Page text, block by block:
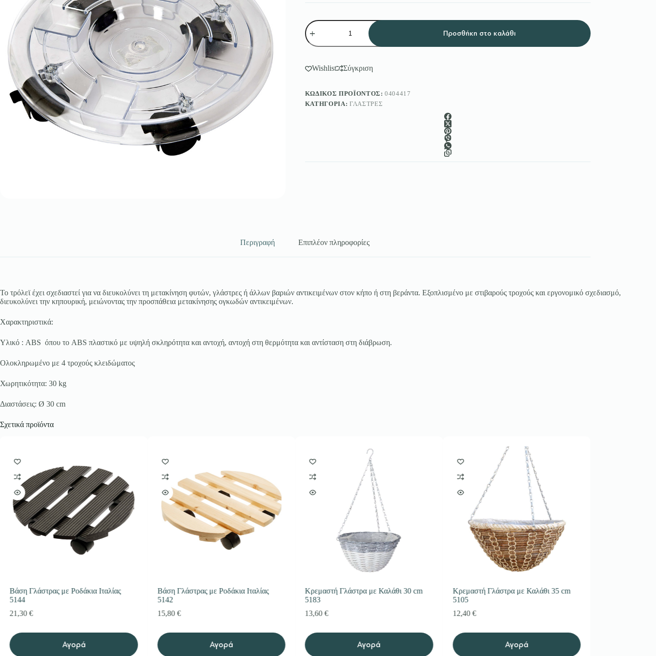
Βάση
Γλάστρας
με
Ροδάκια
5153
ποσότητα
Προσθήκη στο καλάθι
Wishlist Σύγκριση
ΚΩΔΙΚΌΣ ΠΡΟΪΌΝΤΟΣ:0404417
ΚΑΤΗΓΟΡΊΑ: ΓΛΆΣΤΡΕΣ
Περιγραφή Επιπλέον πληροφορίες
Το τρόλεϊ έχει σχεδιαστεί για να διευκολύνει τη μετακίνηση φυτών, γλάστρες ή άλλων βαριών αντικειμένων στον κήπο ή στη βεράντα. Εξοπλισμένο με στιβαρούς τροχούς και εργονομικό σχεδιασμό,
διευκολύνει την κηπουρική, μειώνοντας την προσπάθεια μετακίνησης ογκωδών αντικειμένων.
Χαρακτηριστικά:
Υλικό : ABS όπου το ABS πλαστικό με υψηλή σκληρότητα και αντοχή, αντοχή στη θερμότητα και αντίσταση στη διάβρωση.
Ολοκληρωμένο με 4 τροχούς κλειδώματος
Χωρητικότητα: 30 kg
Διαστάσεις: Ø 30 cm
Σχετικά προϊόντα
Βάση Γλάστρας με Ροδάκια Ιταλίας
5144
21,30€
Αγορά
Βάση Γλάστρας με Ροδάκια Ιταλίας
5142
15,80€
Αγορά
Κρεμαστή Γλάστρα με Καλάθι 30 cm
5183
13,60€
Αγορά
Κρεμαστή Γλάστρα με Καλάθι 35 cm
5105
12,40€
Αγορά